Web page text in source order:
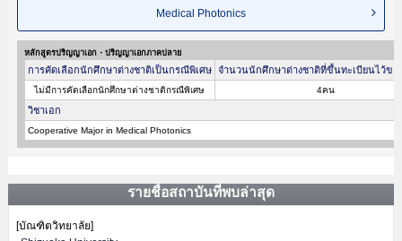
Medical Photonics
หลักสูตรปริญญาเอก・ปริญญาเอกภาคปลาย
การคัดเลือกนักศึกษาต่างชาติเป็นกรณีพิเศษ จำนวนนักศึกษาต่างชาติที่ขึ้นทะเบียนไว้ขอ
ไม่มีการคัดเลือกนักศึกษาต่างชาติกรณีพิเศษ 4คน
วิชาเอก
Cooperative Major in Medical Photonics
รายชื่อสถาบันที่พบล่าสุด
[บัณฑิตวิทยาลัย]